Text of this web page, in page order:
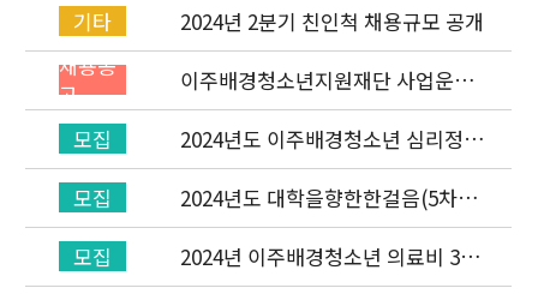
기타
2024년 2분기 친인척 채용규모 공개
채용공
고
이주배경청소년지원재단 사업운영
부 직원 채용 공고 (~7/9)
모집
2024년도 이주배경청소년 심리정서
지원사업 "상담통역지원사(아랍어,
러시아어, 몽골어)" 선발 공고
모집
2024년도 대학을향한한걸음(5차년
도) 장학생 선발 공고
모집
2024년 이주배경청소년 의료비 3차
신청안내